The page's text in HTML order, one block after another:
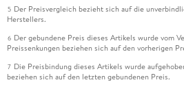
5 Der Preisvergleich bezieht sich auf die
Herstellers.
6 Der gebundene Preis dieses Artikels wurde vom
Preissenkungen beziehen sich auf den vorherigen
7 Die Preisbindung dieses Artikels wurde
beziehen sich auf den letzten gebundenen Preis.